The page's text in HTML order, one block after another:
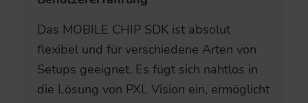
Das MOBILE CHIP SDK ist absolut
flexibel und für verschiedene Arten von
Setups geeignet. Es fügt sich nahtlos in
die Lösung von PXL Vision ein, ermöglicht